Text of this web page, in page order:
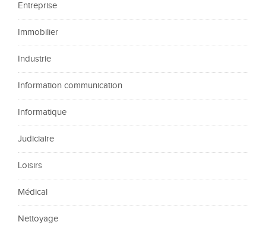
Entreprise
Immobilier
Industrie
Information communication
Informatique
Judiciaire
Loisirs
Médical
Nettoyage